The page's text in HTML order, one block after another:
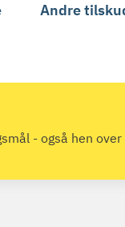
Andre
- også hen